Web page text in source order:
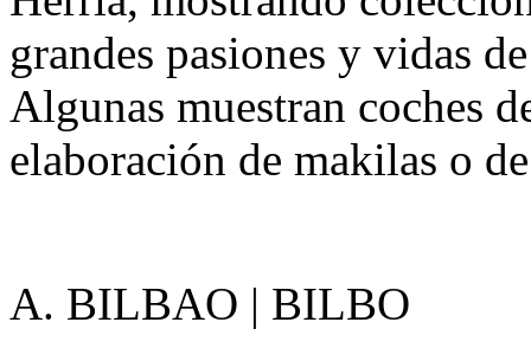
grandes pasiones y vidas
Algunas muestran coches
elaboración de makilas o
A. BILBAO | BILBO